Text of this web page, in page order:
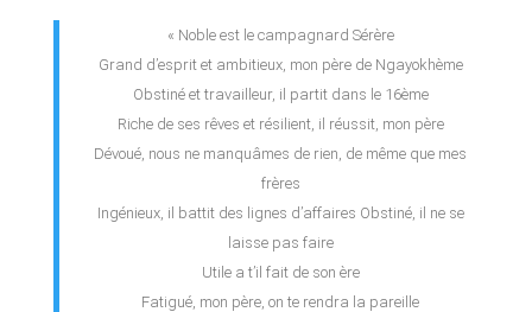
« Noble est le campagnard Sérère
Grand d’esprit et ambitieux, mon père de Ngayokhème
Obstiné et travailleur, il partit dans le 16ème
Riche de ses rêves et résilient, il réussit, mon père
Dévoué, nous ne manquâmes de rien, de même que mes
frères
Ingénieux, il battit des lignes d’affaires Obstiné, il ne se
laisse pas faire
Utile a t’il fait de son ère
Fatigué, mon père, on te rendra la pareille